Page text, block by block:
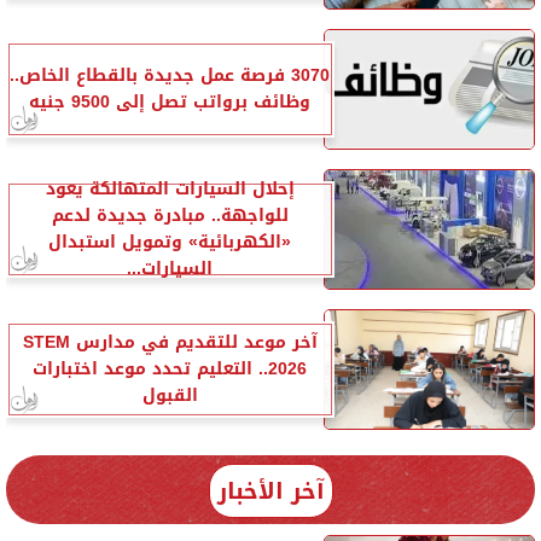
3070 فرصة عمل جديدة بالقطاع الخاص..
وظائف برواتب تصل إلى 9500 جنيه
إحلال السيارات المتهالكة يعود
للواجهة.. مبادرة جديدة لدعم
«الكهربائية» وتمويل استبدال
السيارات...
آخر موعد للتقديم في مدارس STEM
2026.. التعليم تحدد موعد اختبارات
القبول
آخر الأخبار